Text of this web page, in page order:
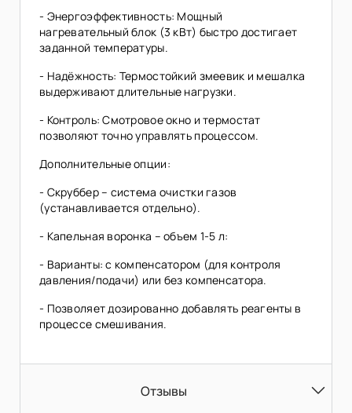
- Энергоэффективность: Мощный
нагревательный блок (3 кВт) быстро достигает
заданной температуры.
- Надёжность: Термостойкий змеевик и мешалка
выдерживают длительные нагрузки.
- Контроль: Смотровое окно и термостат
позволяют точно управлять процессом.
Дополнительные опции:
- Скруббер – система очистки газов
(устанавливается отдельно).
- Капельная воронка – объем 1-5 л:
- Варианты: с компенсатором (для контроля
давления/подачи) или без компенсатора.
- Позволяет дозированно добавлять реагенты в
процессе смешивания.
Отзывы